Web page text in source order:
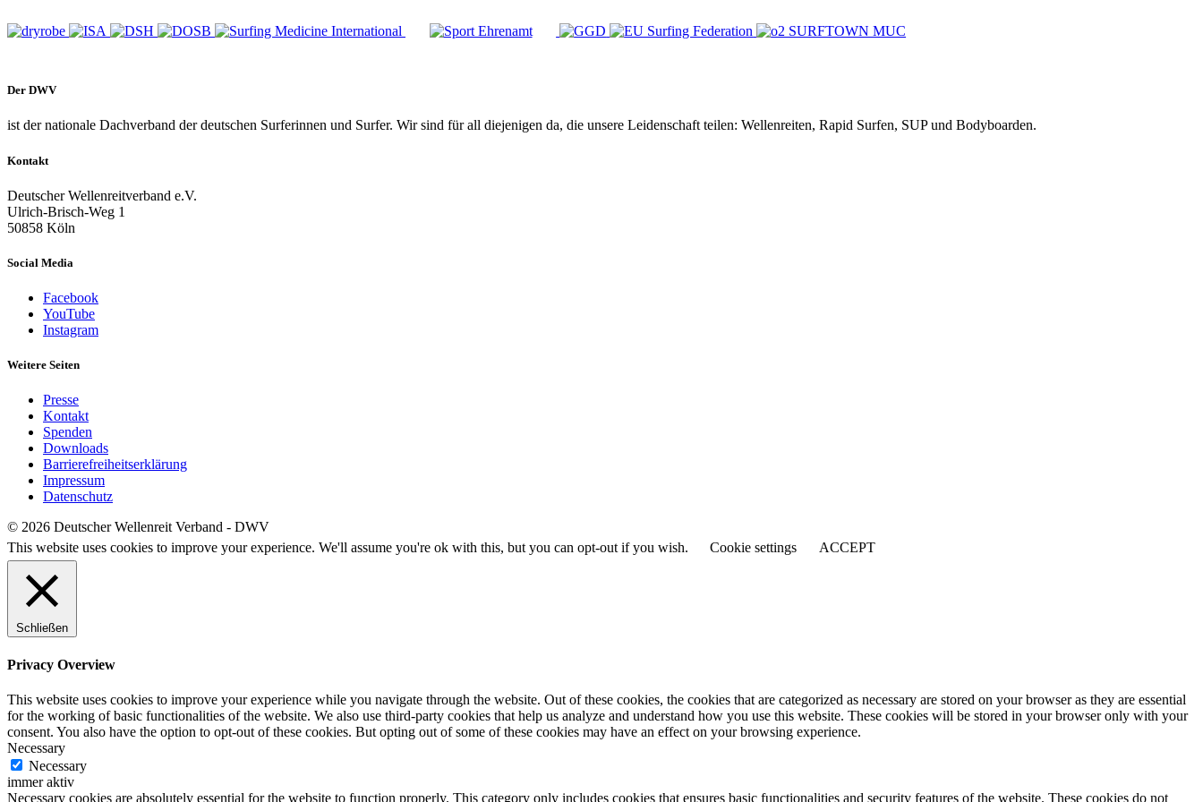
Der DWV
ist der nationale Dachverband der deutschen Surferinnen und Surfer. Wir sind für all diejenigen da, die unsere Leidenschaft teilen: Wellenreiten, Rapid Surfen, SUP und Bodyboarden.
Kontakt
Deutscher Wellenreitverband e.V.
Ulrich-Brisch-Weg 1
50858 Köln
Social Media
Facebook
YouTube
Instagram
Weitere Seiten
Presse
Kontakt
Spenden
Downloads
Barrierefreiheitserklärung
Impressum
Datenschutz
© 2026 Deutscher Wellenreit Verband - DWV
This website uses cookies to improve your experience. We'll assume you're ok with this, but you can opt-out if you wish.
Cookie settings ACCEPT
Schließen
Privacy Overview
This website uses cookies to improve your experience while you navigate through the website. Out of these cookies, the cookies that are categorized as necessary are stored on your browser as they are essential
for the working of basic functionalities of the website. We also use third-party cookies that help us analyze and understand how you use this website. These cookies will be stored in your browser only with your
consent. You also have the option to opt-out of these cookies. But opting out of some of these cookies may have an effect on your browsing experience.
Necessary
Necessary
immer aktiv
Necessary cookies are absolutely essential for the website to function properly. This category only includes cookies that ensures basic functionalities and security features of the website. These cookies do not